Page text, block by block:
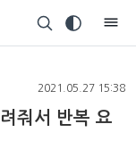
2021.05.27 15:38
줘서 반복 요
5